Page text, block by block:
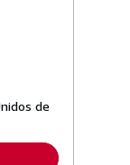
de